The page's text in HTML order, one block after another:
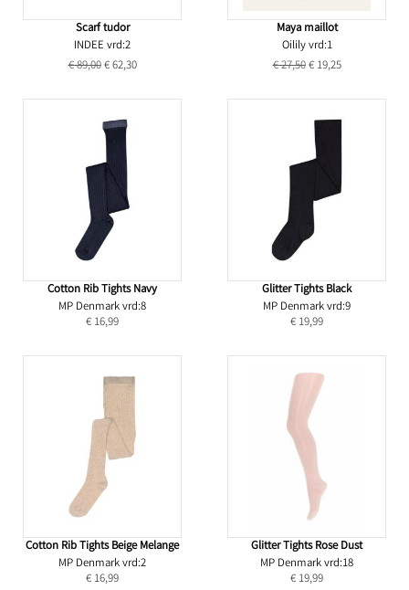
Scarf tudor
INDEE vrd:2
€ 89,00€ 62,30
Maya maillot
Oilily vrd:1
€ 27,50€ 19,25
Cotton Rib Tights Navy
MP Denmark vrd:8
€ 16,99
Glitter Tights Black
MP Denmark vrd:9
€ 19,99
Cotton Rib Tights Beige Melange
MP Denmark vrd:2
€ 16,99
Glitter Tights Rose Dust
MP Denmark vrd:18
€ 19,99